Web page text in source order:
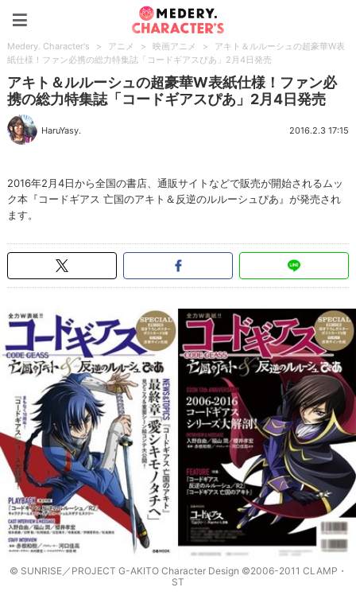
Medery. Character's > アニメ > 映画アニメ >
アキト＆ルルーシュの超豪華W表
紙仕様！ファン必携の総力特集誌「コードギアスぴあ」2月4日発売
アキト＆ルルーシュの超豪華W表紙仕様！ファン必
携の総力特集誌「コードギアスぴあ」2月4日発売
HaruYasy. 2016.2.3 17:15
2016年2月4日から全国の書店、通販サイトなどで販売が開始されるムッ
ク本『コードギアス 亡国のアキト＆反逆のルルーシュぴあ』が発売され
ます。
© SUNRISE／PROJECT G-AKITO Character Design ©2006-2011 CLAMP・
ST